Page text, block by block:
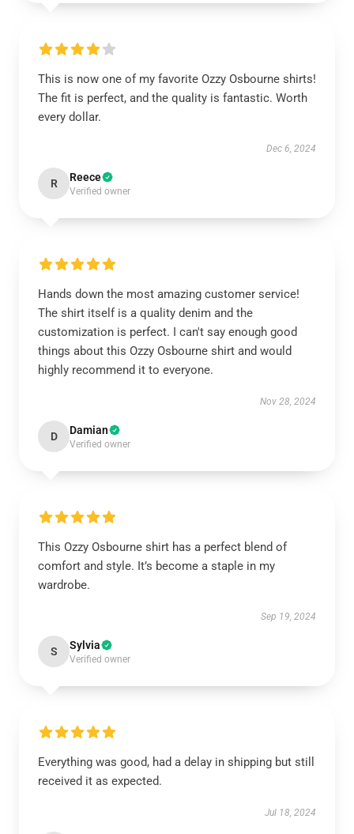
This is now one of my favorite Ozzy Osbourne shirts!
The fit is perfect, and the quality is fantastic. Worth
every dollar.
Dec 6, 2024
R Reece
Verified owner
Hands down the most amazing customer service!
The shirt itself is a quality denim and the
customization is perfect. I can't say enough good
things about this Ozzy Osbourne shirt and would
highly recommend it to everyone.
Nov 28, 2024
D Damian
Verified owner
This Ozzy Osbourne shirt has a perfect blend of
comfort and style. It’s become a staple in my
wardrobe.
Sep 19, 2024
S Sylvia
Verified owner
Everything was good, had a delay in shipping but still
received it as expected.
Jul 18, 2024